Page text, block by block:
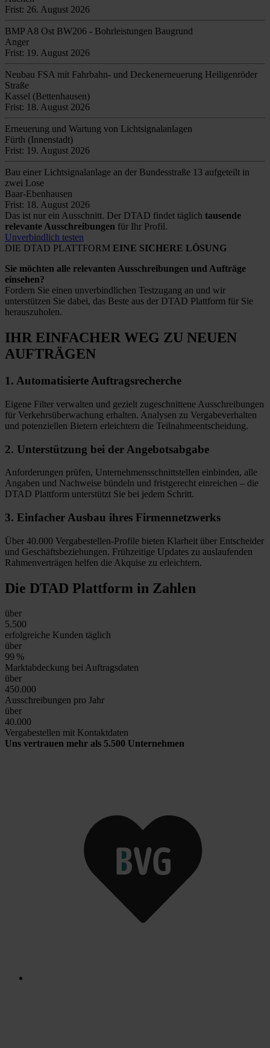
Frist: 26. August 2026
BMP A8 Ost BW206 - Bohrleistungen Baugrund
Anger
Frist: 19. August 2026
Neubau FSA mit Fahrbahn- und Deckenerneuerung Heiligenröder
Straße
Kassel (Bettenhausen)
Frist: 18. August 2026
Erneuerung und Wartung von Lichtsignalanlagen
Fürth (Innenstadt)
Frist: 19. August 2026
Bau einer Lichtsignalanlage an der Bundesstraße 13 aufgeteilt in
zwei Lose
Baar-Ebenhausen
Frist: 18. August 2026
Das ist nur ein Ausschnitt. Der DTAD findet täglich tausende
relevante Ausschreibungen für Ihr Profil.
Unverbindlich testen
DIE DTAD PLATTFORM EINE SICHERE LÖSUNG
Sie möchten alle relevanten Ausschreibungen und Aufträge
einsehen?
Fordern Sie einen unverbindlichen Testzugang an und wir
unterstützen Sie dabei, das Beste aus der DTAD Plattform für Sie
herauszuholen.
IHR EINFACHER WEG ZU NEUEN
AUFTRÄGEN
1. Automatisierte Auftragsrecherche
Eigene Filter verwalten und gezielt zugeschnittene Ausschreibungen
für Verkehrsüberwachung erhalten. Analysen zu Vergabeverhalten
und potenziellen Bietern erleichtern die Teilnahmeentscheidung.
2. Unterstützung bei der Angebotsabgabe
Anforderungen prüfen, Unternehmensschnittstellen einbinden, alle
Angaben und Nachweise bündeln und fristgerecht einreichen – die
DTAD Plattform unterstützt Sie bei jedem Schritt.
3. Einfacher Ausbau ihres Firmennetzwerks
Über 40.000 Vergabestellen-Profile bieten Klarheit über Entscheider
und Geschäftsbeziehungen. Frühzeitige Updates zu auslaufenden
Rahmenverträgen helfen die Akquise zu erleichtern.
Die DTAD Plattform in Zahlen
über
5.500
erfolgreiche Kunden täglich
über
99 %
Marktabdeckung bei Auftragsdaten
über
450.000
Ausschreibungen pro Jahr
über
40.000
Vergabestellen mit Kontaktdaten
Uns vertrauen mehr als 5.500 Unternehmen